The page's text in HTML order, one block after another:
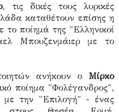
, τις δικές τους λυρικές
καταθέτουν επίσης η
το ποίημά της "Ελληνικοί
Μπουζενμάιερ με το
ανήκουν ο Μίρκο
ποίημα "Φολέγανδρος",
με την "Επιλογή" - ένας